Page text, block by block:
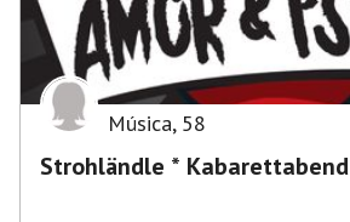
Música, 58
Strohländle * Kabarettabend